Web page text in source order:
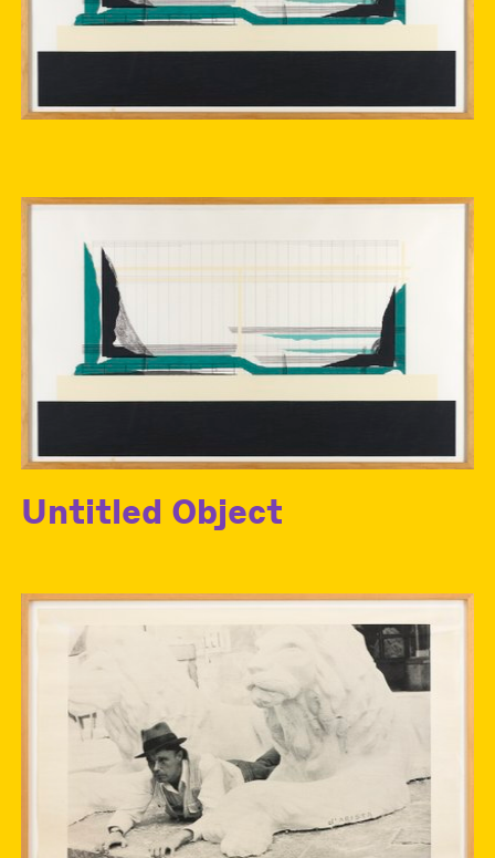
Untitled Object